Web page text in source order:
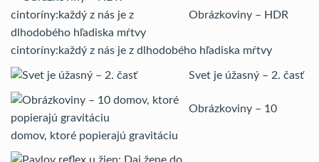
Obrázkoviny – HDR
cintoríny:každý z nás je z dlhodobého hľadiska mŕtvy
Svet je úžasný – 2. časť
Obrázkoviny – 10
domov, ktoré popierajú gravitáciu